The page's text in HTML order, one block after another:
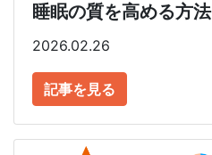
睡眠の質を高める方法
2026.02.26
記事を見る